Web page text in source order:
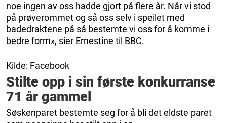
noe ingen av oss hadde gjort på flere år. Når vi stod
på prøverommet og så oss selv i speilet med
badedraktene på så bestemte vi oss for å komme i
bedre form», sier Ernestine til BBC.
Kilde: Facebook
Stilte opp i sin første konkurranse
71 år gammel
Søskenparet bestemte seg for å bli det eldste paret